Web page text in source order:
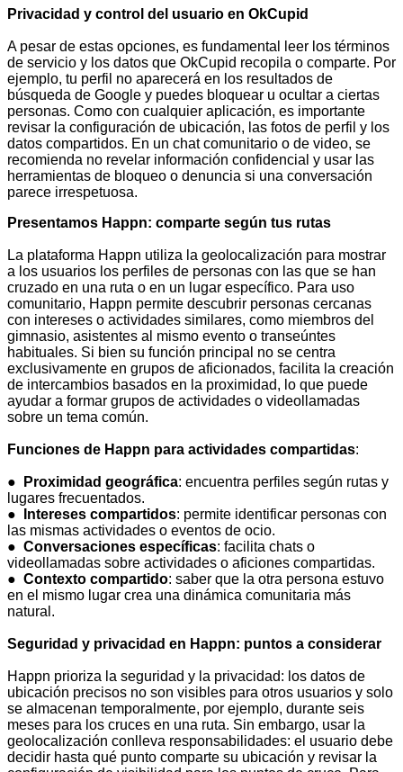
Privacidad y control del usuario en OkCupid
A pesar de estas opciones, es fundamental leer los términos
de servicio y los datos que OkCupid recopila o comparte. Por
ejemplo, tu perfil no aparecerá en los resultados de
búsqueda de Google y puedes bloquear u ocultar a ciertas
personas. Como con cualquier aplicación, es importante
revisar la configuración de ubicación, las fotos de perfil y los
datos compartidos. En un chat comunitario o de video, se
recomienda no revelar información confidencial y usar las
herramientas de bloqueo o denuncia si una conversación
parece irrespetuosa.
Presentamos Happn: comparte según tus rutas
La plataforma Happn utiliza la geolocalización para mostrar
a los usuarios los perfiles de personas con las que se han
cruzado en una ruta o en un lugar específico. Para uso
comunitario, Happn permite descubrir personas cercanas
con intereses o actividades similares, como miembros del
gimnasio, asistentes al mismo evento o transeúntes
habituales. Si bien su función principal no se centra
exclusivamente en grupos de aficionados, facilita la creación
de intercambios basados ​​en la proximidad, lo que puede
ayudar a formar grupos de actividades o videollamadas
sobre un tema común.
Funciones de Happn para actividades compartidas:
● Proximidad geográfica: encuentra perfiles según rutas y
lugares frecuentados.
●
Intereses compartidos: permite identificar personas con
las mismas actividades o eventos de ocio.
● Conversaciones específicas: facilita chats o
videollamadas sobre actividades o aficiones compartidas.
● Contexto compartido: saber que la otra persona estuvo
en el mismo lugar crea una dinámica comunitaria más
natural.
Seguridad y privacidad en Happn: puntos a considerar
Happn prioriza la seguridad y la privacidad: los datos de
ubicación precisos no son visibles para otros usuarios y solo
se almacenan temporalmente, por ejemplo, durante seis
meses para los cruces en una ruta. Sin embargo, usar la
geolocalización conlleva responsabilidades: el usuario debe
decidir hasta qué punto comparte su ubicación y revisar la